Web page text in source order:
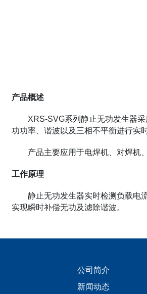
产品概述
XRS-SVG系列静止无功发生器
功功率、谐波以及三相不平衡进行实
产品主要应用于电焊机、对焊机
工作原理
静止无功发生器实时检测负载电
实现瞬时补偿无功及滤除谐波。
公司简介
新闻动态